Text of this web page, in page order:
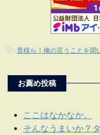
-貴様ら！俺の言うことを聞
お薦め投稿
ここはなかなか。
そんなうまいか？